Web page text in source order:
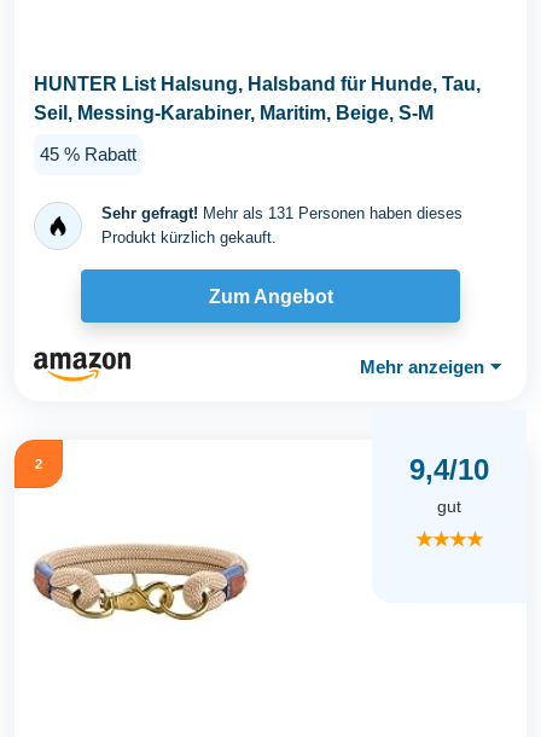
HUNTER List Halsung, Halsband für Hunde, Tau,
Seil, Messing-Karabiner, Maritim, Beige, S-M
45 % Rabatt
Sehr gefragt! Mehr als 131 Personen haben dieses
Produkt kürzlich gekauft.
Zum Angebot
Mehr anzeigen ⏷
2 9,4/10
gut
★★★★